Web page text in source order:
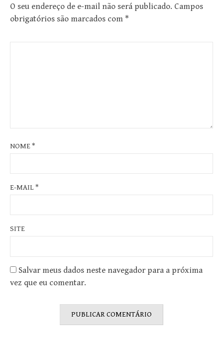
O seu endereço de e-mail não será publicado. Campos
obrigatórios são marcados com *
NOME*
E-MAIL*
SITE
Salvar meus dados neste navegador para a próxima
vez que eu comentar.